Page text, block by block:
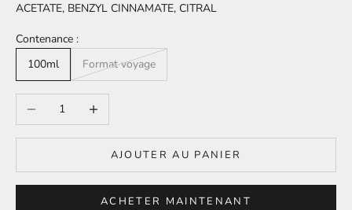
ACETATE, BENZYL CINNAMATE, CITRAL
Contenance :
100ml
Format voyage
Diminuer la quantitéAugmenter la quantité
AJOUTER AU PANIER
ACHETER MAINTENANT